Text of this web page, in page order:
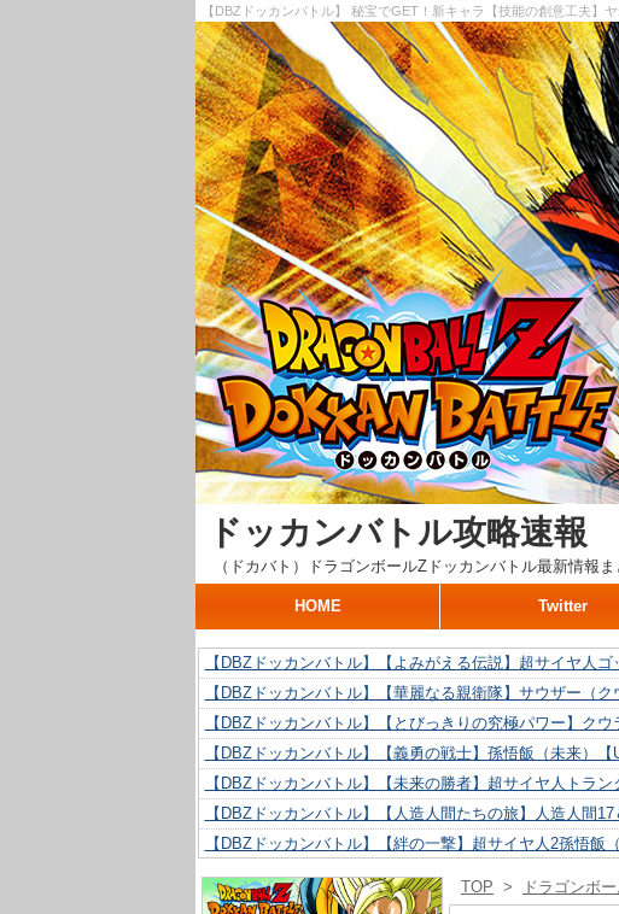
【DBZドッカンバトル】 秘宝でGET！新キャラ【技能の創意工夫】
ドッカンバトル攻略速報
（ドカバト）ドラゴンボールZドッカンバトル最新情報ま
HOME Twitter
【DBZドッカンバトル】【よみがえる伝説】超サイヤ人
【DBZドッカンバトル】【華麗なる親衛隊】サウザー（
【DBZドッカンバトル】【とびっきりの究極パワー】ク
【DBZドッカンバトル】【義勇の戦士】孫悟飯（未来）
【DBZドッカンバトル】【未来の勝者】超サイヤ人トラ
【DBZドッカンバトル】【人造人間たちの旅】人造人間
【DBZドッカンバトル】【絆の一撃】超サイヤ人2孫悟飯
【DBZドッカンバトル】【抗い続ける精神力】人造人間18
【DBZドッカンバトル】【技巧とひらめき】クリリン【
TOP > ドラゴンボ